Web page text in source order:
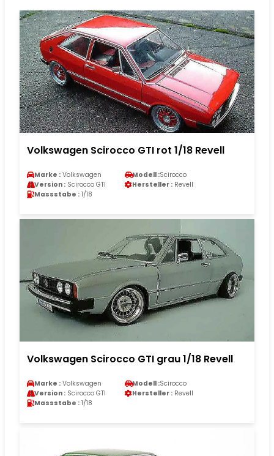
Volkswagen Scirocco GTI rot 1/18 Revell
Marke : Volkswagen Modell :Scirocco
Version : Scirocco GTI Hersteller : Revell
Massstabe : 1/18
Volkswagen Scirocco GTI grau 1/18 Revell
Marke : Volkswagen Modell :Scirocco
Version : Scirocco GTI Hersteller : Revell
Massstabe : 1/18